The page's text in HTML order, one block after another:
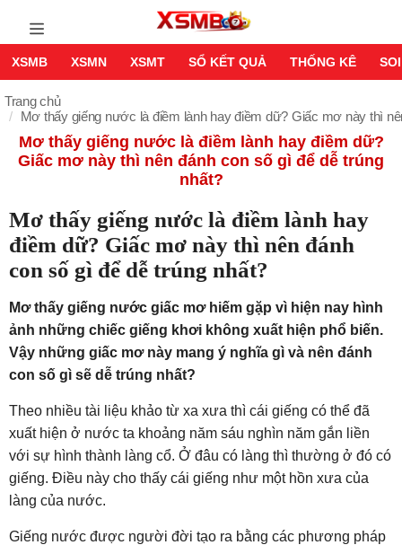
XSMB XSMN XSMT SỔ KẾT QUẢ THỐNG KÊ
Trang chủ
Mơ thấy giếng nước là điềm lành hay điềm dữ? Giấc mơ này thì
Mơ thấy giếng nước là điềm lành hay điềm dữ?
Giấc mơ này thì nên đánh con số gì để dễ trúng
nhất?
Mơ thấy giếng nước là điềm lành hay
điềm dữ? Giấc mơ này thì nên đánh
con số gì để dễ trúng nhất?
Mơ thấy giếng nước giấc mơ hiếm gặp vì hiện nay hình
ảnh những chiếc giếng khơi không xuất hiện phổ biến.
Vậy những giấc mơ này mang ý nghĩa gì và nên đánh
con số gì sẽ dễ trúng nhất?
Theo nhiều tài liệu khảo từ xa xưa thì cái giếng có thể đã
xuất hiện ở nước ta khoảng năm sáu nghìn năm gắn liền
với sự hình thành làng cổ. Ở đâu có làng thì thường ở đó có
giếng. Điều này cho thấy cái giếng như một hồn xưa của
làng của nước.
Giếng nước được người đời tạo ra bằng các phương pháp